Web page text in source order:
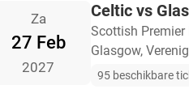
Za
27 Feb
2027
Celtic vs
Scottish Premier
Glasgow,
95 beschikbare